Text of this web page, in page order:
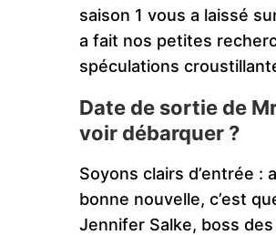
saison 1 vous a laissé
a fait nos petites
spéculations
Date de sortie de
voir débarquer ?
Soyons clairs d’entrée :
bonne nouvelle, c’est
Jennifer Salke, boss